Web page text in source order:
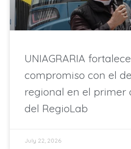
UNIAGRARIA
compromiso con el
regional en el primer
del RegioLab
July 22, 2026